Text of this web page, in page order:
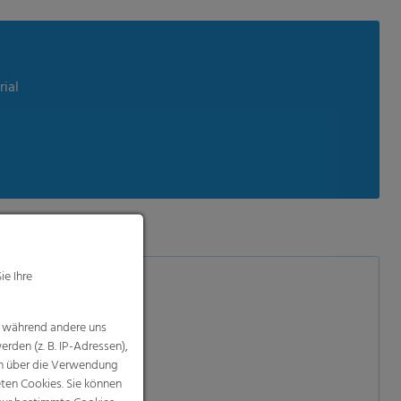
Ihre
andere uns
(z. B. IP-Adressen),
über die Verwendung
Cookies. Sie können